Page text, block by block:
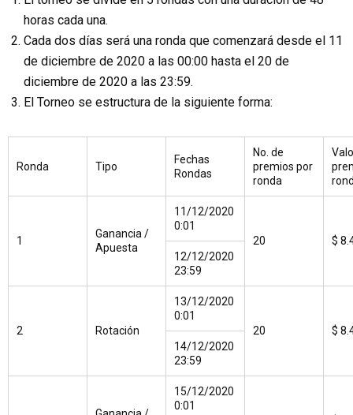
horas cada una.
Cada dos días será una ronda que comenzará desde el 11
de diciembre de 2020 a las 00:00 hasta el 20 de
diciembre de 2020 a las 23:59.
El Torneo se estructura de la siguiente forma:
Ronda Tipo
Fechas
Rondas
No. de
premios por
ronda
1
Ganancia /
Apuesta
11/12/2020
0:01
20
$
12/12/2020
23:59
2 Rotación
13/12/2020
0:01
20
$
14/12/2020
23:59
15/12/2020
0:01